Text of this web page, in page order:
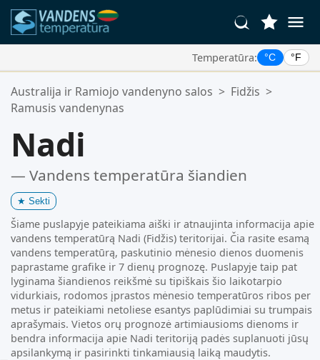
Temperatūra: °C °F
Jūsų Mėgstamiausios Vietos:
Jūsų mėgstamiausių sąrašas yra tuščias.
Australija ir Ramiojo vandenyno salos > Fidžis >
Ramusis vandenynas
Nadi
— Vandens temperatūra šiandien
★ Sekti
Šiame puslapyje pateikiama aiški ir atnaujinta informacija apie
vandens temperatūrą Nadi (Fidžis) teritorijai. Čia rasite esamą
vandens temperatūrą, paskutinio mėnesio dienos duomenis
paprastame grafike ir 7 dienų prognozę. Puslapyje taip pat
lyginama šiandienos reikšmė su tipiškais šio laikotarpio
vidurkiais, rodomos įprastos mėnesio temperatūros ribos per
metus ir pateikiami netoliese esantys paplūdimiai su trumpais
aprašymais. Vietos orų prognozė artimiausioms dienoms ir
bendra informacija apie Nadi teritoriją padės suplanuoti jūsų
apsilankymą ir pasirinkti tinkamiausią laiką maudytis.